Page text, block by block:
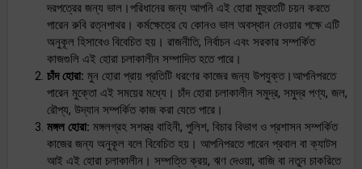
দরপত্রের জন্য ভাল।পরিধানের জন্য আপনি এই হোরা মুহুরতটি চয়ন করতে
পারেন রুবি রত্নপাথর। কর্মক্ষেত্রে যে কোনও ভাল অবস্থান নেওয়ার পক্ষে এটি
অনুকূল হিসাবেও বিবেচিত হয়। রাজনীতি, নির্বাচন এবং সরকার সম্পর্কিত
কাজগুলি এই হোরা চলাকালীন সম্পাদিত হতে পারে।
চাঁদ হোরা: মুন হোরা প্রায় প্রতিটি ধরণের কাজের জন্য উপযুক্ত।আপনিপরতে
পারেন মুক্তো এই সময়ের মধ্যে। চাঁদ হোরা চলাকালীন সমুদ্র, সমুদ্র পণ্য, জল,
রৌপ্য, উদ্যান সম্পর্কিত কাজ করা যেতে পারে।
মঙ্গল হোরা: মঙ্গলগ্রহ সশস্ত্র বাহিনী, পুলিশ, বিচার বিভাগ ও প্রশাসন সম্পর্কিত
কাজের জন্য অনুকূল বলে বিবেচিত হয়। আপনিপরতে পারেন প্রবাল বা ক্যাটস
আই এই হোরা চলাকালীন। সম্পত্তি ক্রয়, ঋণ দেওয়া, বাজি বা নতুন চাকরিতে